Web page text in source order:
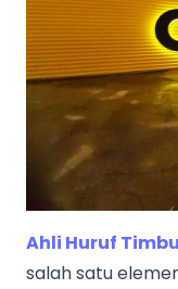
Ahli Huruf
salah satu